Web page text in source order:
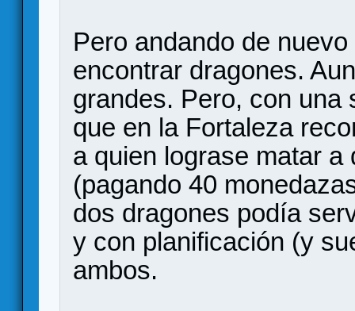
Pero andando de
encontrar dragones.
grandes. Pero, con una
que en la Fortaleza
a quien lograse matar
(pagando 40
dos dragones podía
y con planificación (y
ambos.